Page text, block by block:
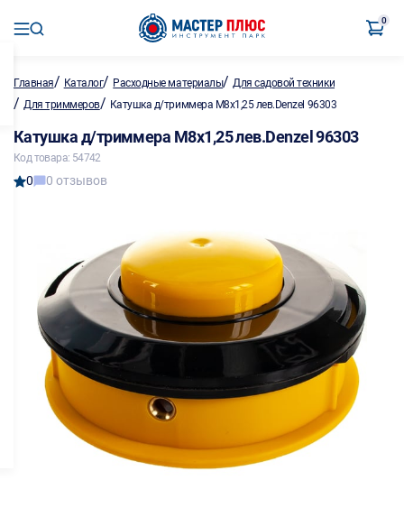
0
Главная/ Каталог/ Расходные материалы/Для садовой техники
/ Для триммеров/ Катушка д/триммера М8х1,25 лев.Denzel 96303
Катушка д/триммера М8х1,25 лев.Denzel 96303
Код товара: 54742
0 0 отзывов